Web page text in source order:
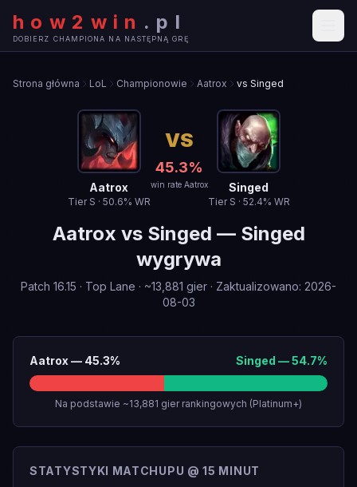
how2win . pl
DOBIERZ CHAMPIONA NA NASTĘPNĄ GRĘ
Strona główna LoL Championowie Aatrox vs Singed
Aatrox
Tier S · 50.6% WR
VS
45.3%
win rate Aatrox Singed
Tier S · 52.4% WR
Aatrox vs Singed — Singed
wygrywa
Patch 16.15 · Top Lane · ~13,881 gier · Zaktualizowano: 2026-
08-03
Aatrox — 45.3% Singed —54.7%
Na podstawie ~13,881 gier rankingowych (Platinum+)
STATYSTYKI MATCHUPU @ 15 MINUT